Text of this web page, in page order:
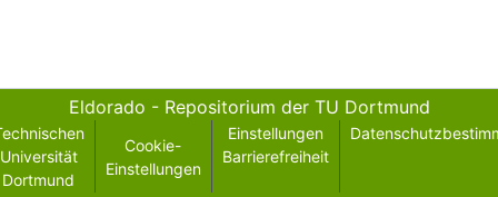
Eldorado - Repositorium der TU Dortmund
Universität
Dortmund
Cookie-
Einstellungen
Einstellungen
Barrierefreiheit